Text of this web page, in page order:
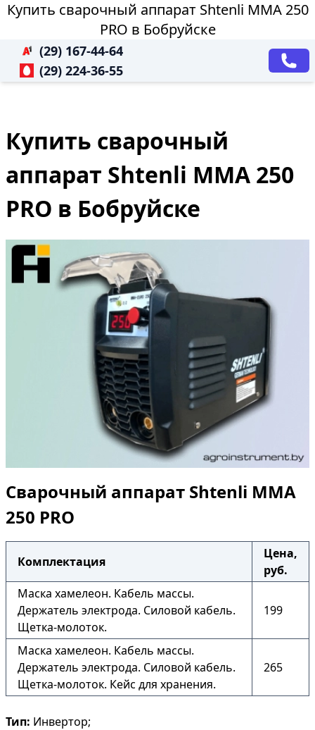
Купить сварочный аппарат Shtenli ММА 250
PRO в Бобруйске
(29) 167-44-64
(29) 224-36-55
Купить сварочный
аппарат Shtenli ММА 250
PRO в Бобруйске
Сварочный аппарат Shtenli ММА
250 PRO
Комплектация
Цена,
руб.
Маска хамелеон. Кабель массы.
Держатель электрода. Силовой кабель.
Щетка-молоток.
199
Маска хамелеон. Кабель массы.
Держатель электрода. Силовой кабель.
Щетка-молоток. Кейс для хранения.
265
Тип: Инвертор;